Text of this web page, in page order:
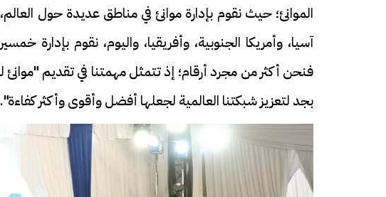
الموانئ؛ حيث نقوم بإدارة موانئ في مناطق عديدة حول
آسيا، وأمريكا الجنوبية، وأفريقيا، واليوم، نقوم بإدارة
فنحن أكثر من مجرد أرقام؛ إذ تتمثل مهمتنا في تقديم
بجد لتعزيز شبكتنا العالمية لجعلها أفضل وأقوى وأكثر كفاءة".
فيديو